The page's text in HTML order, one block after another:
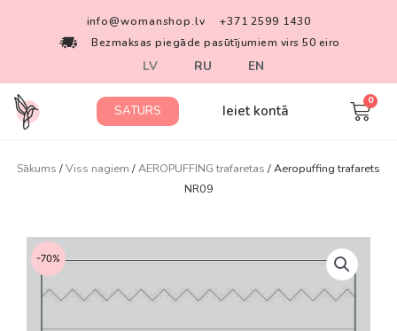
info@womanshop.lv
+371 2599 1430
Bezmaksas piegāde pasūtījumiem virs 50 eiro
LV RU EN
SATURS Ieiet kontā
Sākums /Viss nagiem /AEROPUFFING trafaretas / Aeropuffing trafarets
NR09
-70%